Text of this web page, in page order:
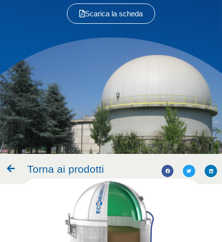
Scarica la scheda
Torna ai prodotti